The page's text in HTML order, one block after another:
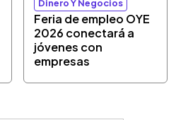
Dinero Y Negocios
Feria de empleo OYE
2026 conectará a
jóvenes con
empresas